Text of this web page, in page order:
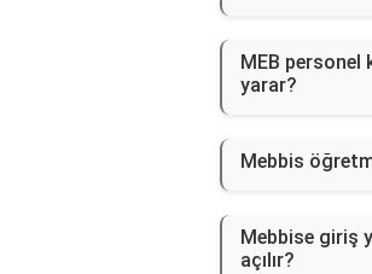
MEB personel
yarar?
Mebbis
Mebbise giriş
açılır?